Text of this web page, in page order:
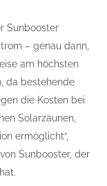
Sunbooster
– genau dann,
am höchsten
da bestehende
die Kosten bei
Solarzäunen,
ermöglicht“,
Sunbooster, der